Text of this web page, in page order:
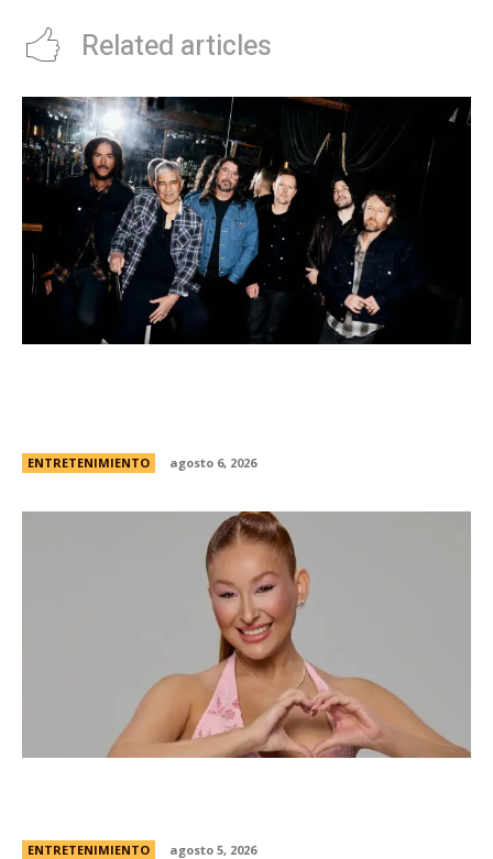
Related articles
ENTRETENIMIENTO agosto 6, 2026
ENTRETENIMIENTO agosto 5, 2026